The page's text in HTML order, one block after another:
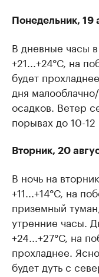
Понедельник, 19
В дневные часы
+21...+24°С, на
будет
дня
осадков. Ветер
порывах до 10-12
Вторник, 20
В ночь на
+11...+14°С, на
приземный
утренние часы.
+24...+27°С, на
прохладнее.
будет дуть с